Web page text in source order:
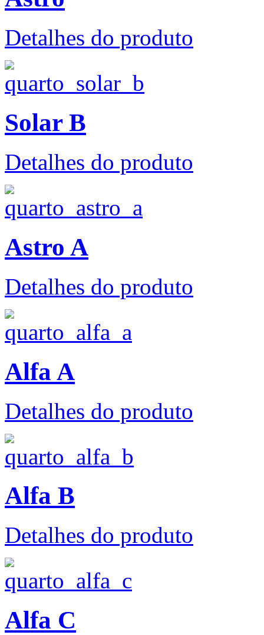
Detalhes do produto
Solar B
Detalhes do produto
Astro A
Detalhes do produto
Alfa A
Detalhes do produto
Alfa B
Detalhes do produto
Alfa C